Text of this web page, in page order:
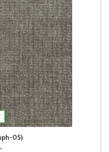
05)